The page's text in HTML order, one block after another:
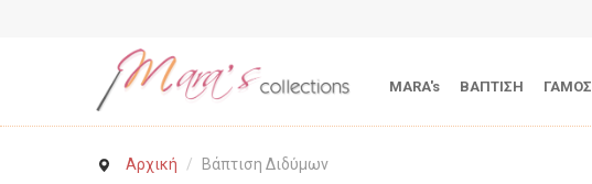
MARA's ΒΑΠΤΙΣΗ ΓΑΜΟΣ
Αρχική / Βάπτιση Διδύμων